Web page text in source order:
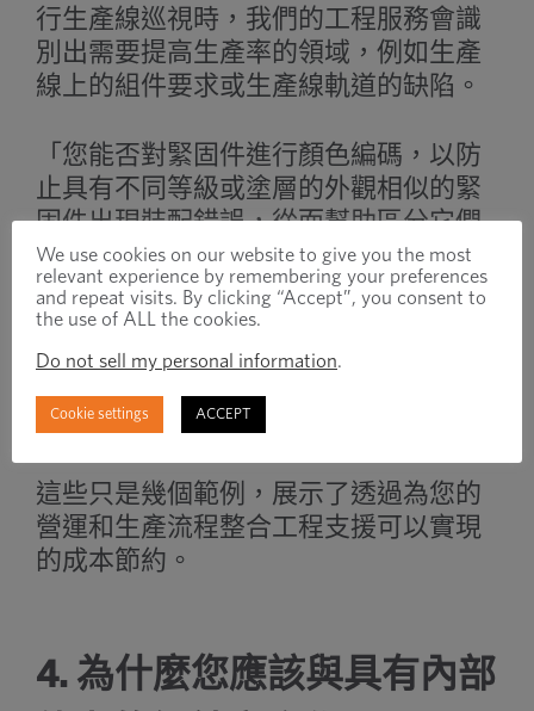
行生產線巡視時，我們的工程服務會識
別出需要提高生產率的領域，例如生產
線上的組件要求或生產線軌道的缺陷。
「您能否對緊固件進行顏色編碼，以防
止具有不同等級或塗層的外觀相似的緊
固件出現裝配錯誤，從而幫助區分它們
並減少生產錯誤和成本？
「子組裝是在線上完成的嗎？如果是的
話，工程師可以推薦一種配套解決方
案，以便預先組裝零件，這將減少賽道
時間並提高效率。
這些只是幾個範例，展示了透過為您的
營運和生產流程整合工程支援可以實現
的成本節約。
4. 為什麼您應該與具有內部
We use cookies on our website to give you the most
relevant experience by remembering your preferences
and repeat visits. By clicking “Accept”, you consent to
the use of ALL the cookies.
Do not sell my personal information.
Cookie settings ACCEPT